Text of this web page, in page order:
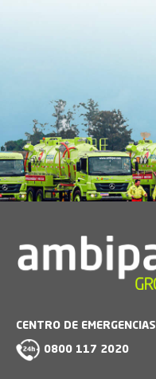
CENTRO DE EMERGENCIAS
0800 117 2020